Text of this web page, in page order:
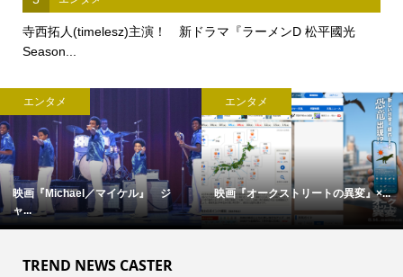
寺西拓人(timelesz)主演！ 新ドラマ『ラーメンD 松平國光
Season...
エンタメ
映画『Michael／マイケル』 ジ
ャ...
エンタメ
映画『オークストリートの異変』×...
TREND NEWS CASTER